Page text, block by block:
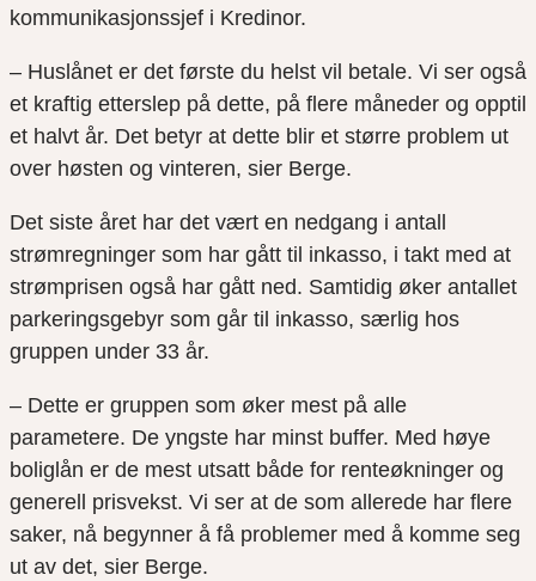
kommunikasjonssjef i Kredinor.
– Huslånet er det første du helst vil betale. Vi ser også
et kraftig etterslep på dette, på flere måneder og opptil
et halvt år. Det betyr at dette blir et større problem ut
over høsten og vinteren, sier Berge.
Det siste året har det vært en nedgang i antall
strømregninger som har gått til inkasso, i takt med at
strømprisen også har gått ned. Samtidig øker antallet
parkeringsgebyr som går til inkasso, særlig hos
gruppen under 33 år.
– Dette er gruppen som øker mest på alle
parametere. De yngste har minst buffer. Med høye
boliglån er de mest utsatt både for renteøkninger og
generell prisvekst. Vi ser at de som allerede har flere
saker, nå begynner å få problemer med å komme seg
ut av det, sier Berge.